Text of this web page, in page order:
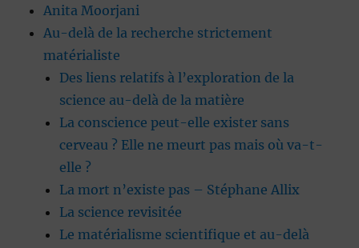
Anita Moorjani
Au-delà de la recherche strictement
matérialiste
Des liens relatifs à l’exploration de la
science au-delà de la matière
La conscience peut-elle exister sans
cerveau ? Elle ne meurt pas mais où va-t-
elle ?
La mort n’existe pas – Stéphane Allix
La science revisitée
Le matérialisme scientifique et au-delà